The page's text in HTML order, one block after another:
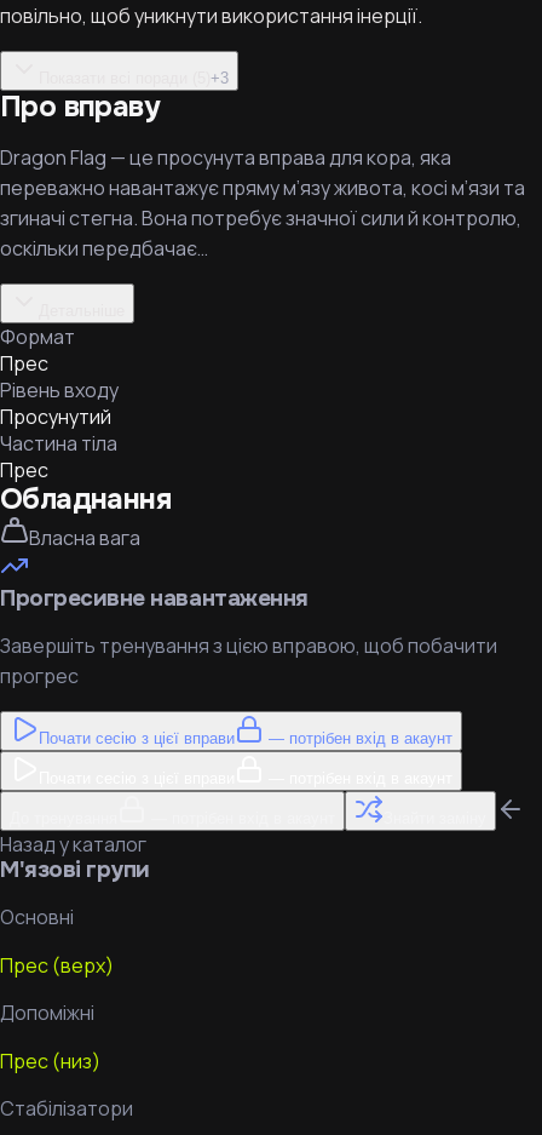
повільно, щоб уникнути використання інерції.
+3
Про вправу
Dragon Flag — це просунута вправа для кора, яка
переважно навантажує пряму м’язу живота, косі м’язи та
згиначі стегна. Вона потребує значної сили й контролю,
оскільки передбачає…
Формат
Прес
Рівень входу
Просунутий
Частина тіла
Прес
Обладнання
Власна вага
Прогресивне навантаження
Завершіть тренування з цією вправою, щоб побачити
прогрес
Почати сесію з цієї вправи — потрібен вхід в акаунт
Назад у каталог
М'язові групи
Основні
Прес (верх)
Допоміжні
Прес (низ)
Стабілізатори